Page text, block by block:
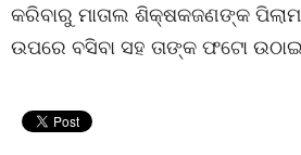
କରିବାରୁ ମାତାଲ ଶିକ୍ଷକଜଣଙ୍କ
ଉପରେ ବସିବା ସହ ତାଙ୍କ ଫଟୋ